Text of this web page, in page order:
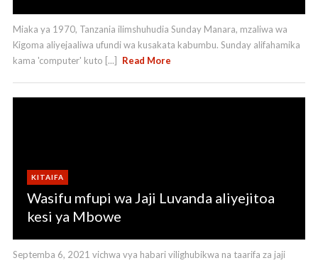
Miaka ya 1970, Tanzania ilimshuhudia Sunday Manara, mzaliwa wa
Kigoma aliyejaaliwa ufundi wa kusakata kabumbu. Sunday alifahamika
kama 'computer' kuto [...]
Read More
KITAIFA
Wasifu mfupi wa Jaji Luvanda aliyejitoa
kesi ya Mbowe
Septemba 6, 2021 vichwa vya habari vilighubikwa na taarifa za jaji